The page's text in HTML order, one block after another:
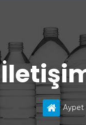
Aypet